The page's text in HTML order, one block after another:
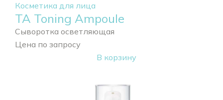
Косметика для лица
TA Toning Ampoule
Сыворотка осветляющая
Цена по запросу
В корзину